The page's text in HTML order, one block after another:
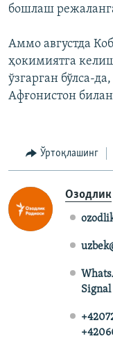
бошлаш
Аммо августда
ҳокимиятга
ўзгарган бўлса-
Афғонистон
Ўртоқлашинг
Озодлик
Signal